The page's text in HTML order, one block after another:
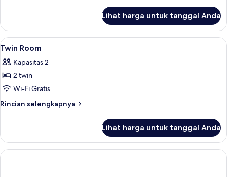
Kamar
Quadruple
Lihat harga untuk tanggal Anda
Lihat
semua
foto
untuk
Twin
Room
Meja kerja, setrika/meja setrika, dan
9
Twin Room
Kapasitas 2
2 twin
Wi-Fi Gratis
Rincian selengkapnya
Rincian
Twin
Room
Lihat harga untuk tanggal Anda